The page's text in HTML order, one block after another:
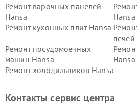
Ремонт варочных панелей
Hansa
Hansa
Ремонт кухонных плит Hansa
печей
Ремонт посудомоечных
машин Hansa
Hansa
Ремонт холодильников Hansa
Контакты сервис центра